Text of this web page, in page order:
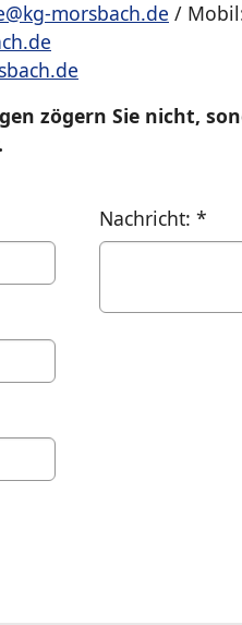
morsbach.de /
zögern Sie nicht,
Nachricht: *